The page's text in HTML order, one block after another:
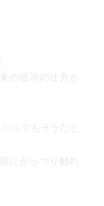
の提示の仕方が
ルでもそうだと
にがっつり触れ